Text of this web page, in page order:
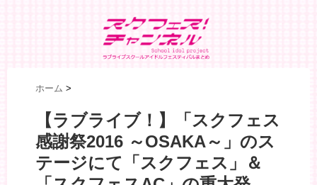
ホーム >
【ラブライブ！】「スクフェス
感謝祭2016 ～OSAKA～」のス
テージにて「スクフェス」＆